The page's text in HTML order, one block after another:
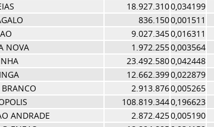
18.927.3100,034199
836.1500,001511
9.027.3450,016311
NOVA 1.972.2550,003564
23.492.5800,042448
12.662.3990,022879
2.913.8760,005265
108.819.3440,196623
ANDRADE 2.872.4250,005190